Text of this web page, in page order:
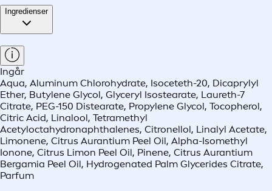
Ingredienser
Ingår
Aqua, Aluminum Chlorohydrate, Isoceteth-20, Dicaprylyl
Ether, Butylene Glycol, Glyceryl Isostearate, Laureth-7
Citrate, PEG-150 Distearate, Propylene Glycol, Tocopherol,
Citric Acid, Linalool, Tetramethyl
Acetyloctahydronaphthalenes, Citronellol, Linalyl Acetate,
Limonene, Citrus Aurantium Peel Oil, Alpha-Isomethyl
Ionone, Citrus Limon Peel Oil, Pinene, Citrus Aurantium
Bergamia Peel Oil, Hydrogenated Palm Glycerides Citrate,
Parfum